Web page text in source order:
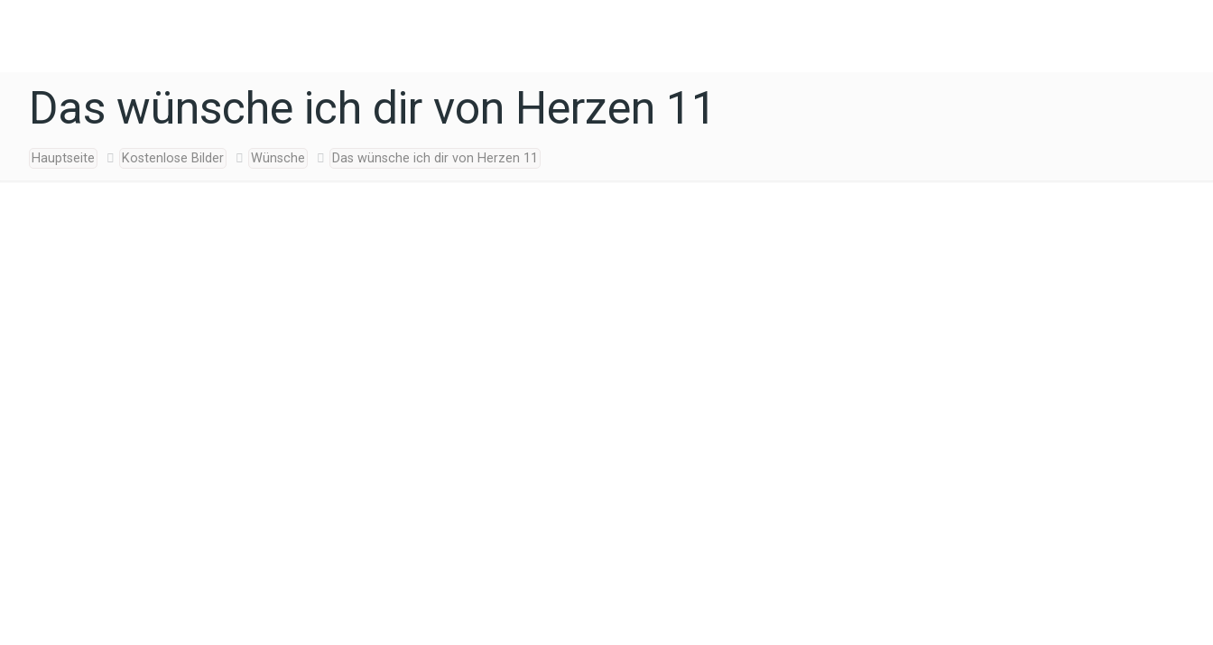
Das wünsche ich dir von Herzen 11
Hauptseite Kostenlose Bilder Wünsche Das wünsche ich dir von Herzen 11